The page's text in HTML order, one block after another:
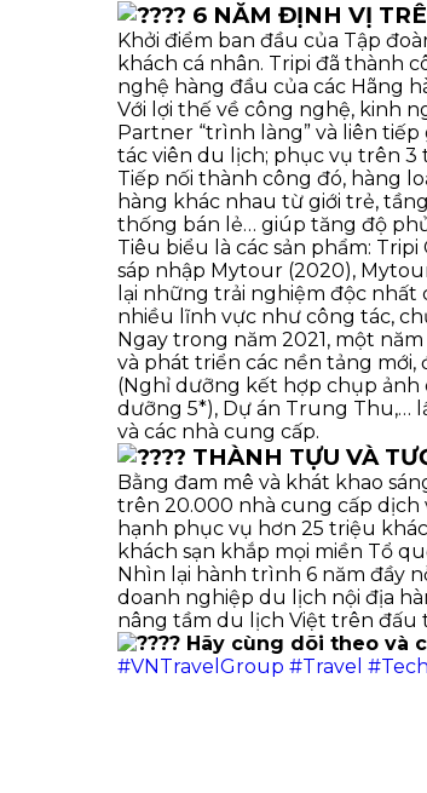
6 NĂM ĐỊNH VỊ
Khởi điểm ban đầu của Tập
khách cá nhân. Tripi đã thành
nghệ hàng đầu của các Hãng
Với lợi thế về công nghệ, kinh
Partner “trình làng” và liên
tác viên du lịch; phục vụ trên
Tiếp nối thành công đó, hàng
hàng khác nhau từ giới trẻ,
thống bán lẻ… giúp tăng độ
Tiêu biểu là các sản phẩm:
sáp nhập Mytour (2020),
lại những trải nghiệm độc
nhiều lĩnh vực như công tác,
Ngay trong năm 2021, một
và phát triển các nền tảng
(Nghỉ dưỡng kết hợp chụp ảnh
dưỡng 5*), Dự án Trung Thu,…
và các nhà cung cấp.
THÀNH TỰU VÀ
Bằng đam mê và khát khao
trên 20.000 nhà cung cấp
hạnh phục vụ hơn 25 triệu
khách sạn khắp mọi miền Tổ
Nhìn lại hành trình 6 năm đầy
doanh nghiệp du lịch nội địa
nâng tầm du lịch Việt trên đấu
Hãy cùng dõi theo và
#VNTravelGroup #Travel